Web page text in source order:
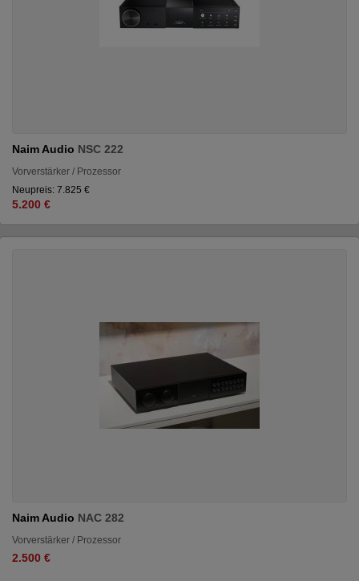
Naim Audio NSC 222
Vorverstärker / Prozessor
Neupreis: 7.825 €
5.200 €
Naim Audio NAC 282
Vorverstärker / Prozessor
2.500 €